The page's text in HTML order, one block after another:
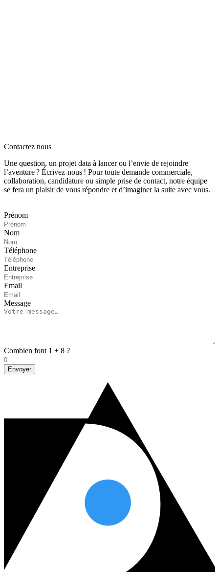
Contactez nous
Une question, un projet data à lancer ou l’envie de rejoindre
l’aventure ? Écrivez‑nous ! Pour toute demande commerciale,
collaboration, candidature ou simple prise de contact, notre équipe
se fera un plaisir de vous répondre et d’imaginer la suite avec vous.
Prénom
Nom
Téléphone
Entreprise
Email
Message
Combien font 1 + 8 ?
Envoyer